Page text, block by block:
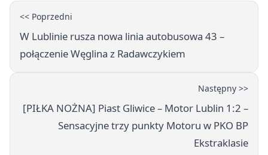
<< Poprzedni
W Lublinie rusza nowa linia autobusowa 43 –
połączenie Węglina z Radawczykiem
Następny >>
[PIŁKA NOŻNA] Piast Gliwice – Motor Lublin 1:2 –
Sensacyjne trzy punkty Motoru w PKO BP
Ekstraklasie